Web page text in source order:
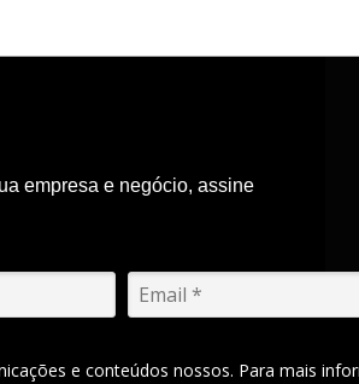
empresa e negócio, assine
e conteúdos nossos. Para mais